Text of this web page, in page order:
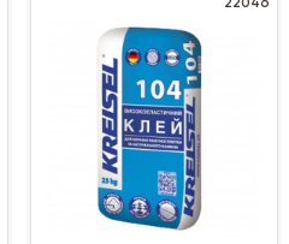
22046